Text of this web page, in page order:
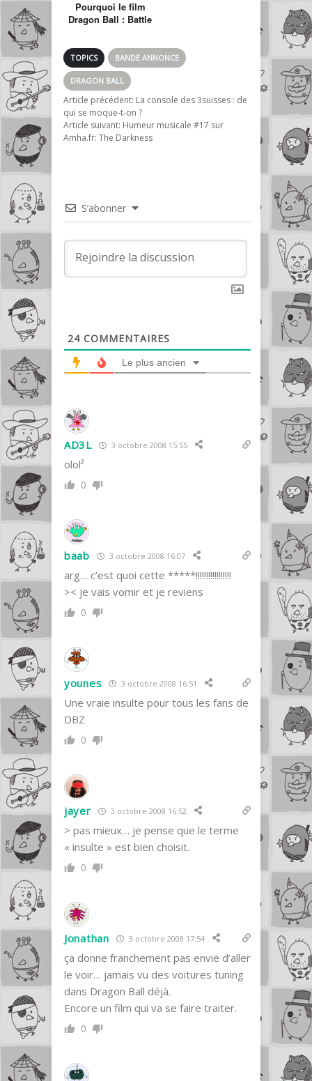
Pourquoi le film
Dragon Ball : Battle
en 2013 !
TOPICS BANDE ANNONCE
DRAGON BALL
Article précédent: La console des 3suisses : de
qui se moque-t-on ?
Article suivant: Humeur musicale #17 sur
Amha.fr: The Darkness
S’abonner
24 COMMENTAIRES
Le plus ancien
AD3L 3 octobre 2008 15:55
olol²
0
baab 3 octobre 2008 16:07
arg… c’est quoi cette *****!!!!!!!!!!!!!!!!!
>< je vais vomir et je reviens
0
younes 3 octobre 2008 16:51
Une vraie insulte pour tous les fans de
DBZ
0
jayer 3 octobre 2008 16:52
> pas mieux… je pense que le terme
« insulte » est bien choisit.
0
Jonathan 3 octobre 2008 17:54
ça donne franchement pas envie d’aller
le voir… jamais vu des voitures tuning
dans Dragon Ball déjà.
Encore un film qui va se faire traiter.
0